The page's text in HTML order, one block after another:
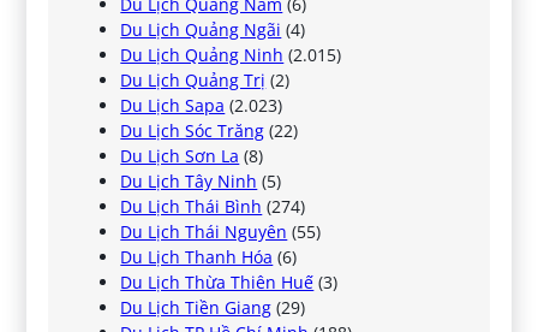
Du Lịch Quảng Ngãi (4)
Du Lịch Quảng Ninh (2.015)
Du Lịch Quảng Trị (2)
Du Lịch Sapa (2.023)
Du Lịch Sóc Trăng (22)
Du Lịch Sơn La (8)
Du Lịch Tây Ninh (5)
Du Lịch Thái Bình (274)
Du Lịch Thái Nguyên (55)
Du Lịch Thanh Hóa (6)
Du Lịch Thừa Thiên Huế (3)
Du Lịch Tiền Giang (29)